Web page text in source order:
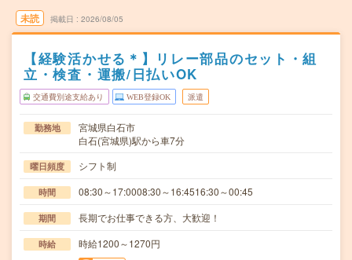
未読 掲載日 2026/08/05
【経験活かせる＊】リレー部品のセット・組
立・検査・運搬/日払いOK
交通費別途支給あり WEB登録OK 派遣
勤務地
宮城県白石市
白石(宮城県)駅から車7分
曜日頻度 シフト制
時間 08:30～17:0008:30～16:4516:30～00:45
期間 長期でお仕事できる方、大歓迎！
時給 時給1200～1270円